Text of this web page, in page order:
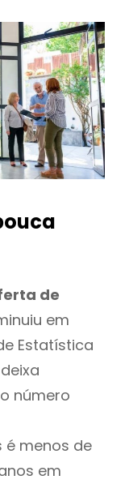
de
em
Estatística
número
é menos de
em